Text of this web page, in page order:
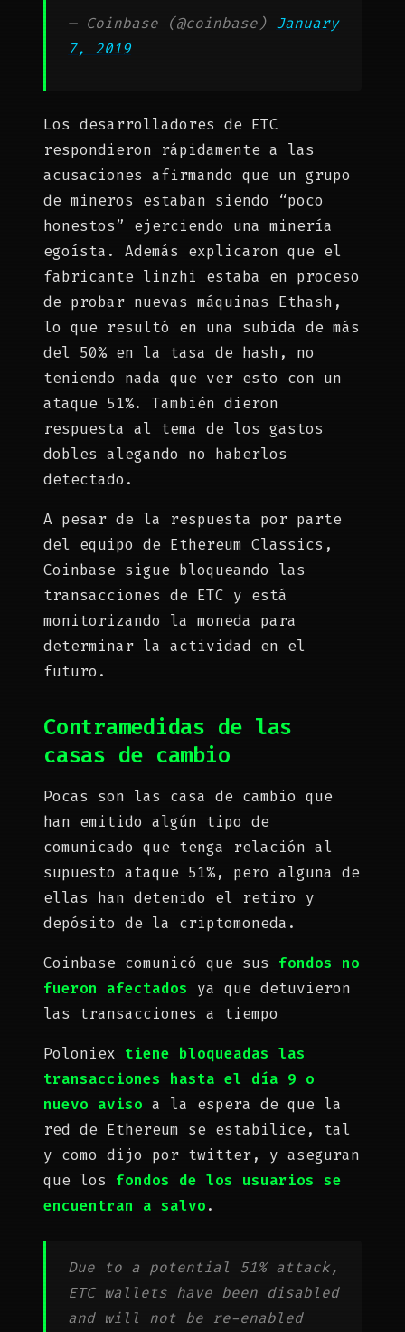
— Coinbase (@coinbase) January
7, 2019
Los desarrolladores de ETC
respondieron rápidamente a las
acusaciones afirmando que un grupo
de mineros estaban siendo “poco
honestos” ejerciendo una minería
egoísta. Además explicaron que el
fabricante linzhi estaba en proceso
de probar nuevas máquinas Ethash,
lo que resultó en una subida de más
del 50% en la tasa de hash, no
teniendo nada que ver esto con un
ataque 51%. También dieron
respuesta al tema de los gastos
dobles alegando no haberlos
detectado.
A pesar de la respuesta por parte
del equipo de Ethereum Classics,
Coinbase sigue bloqueando las
transacciones de ETC y está
monitorizando la moneda para
determinar la actividad en el
futuro.
Contramedidas de las
casas de cambio
Pocas son las casa de cambio que
han emitido algún tipo de
comunicado que tenga relación al
supuesto ataque 51%, pero alguna de
ellas han detenido el retiro y
depósito de la criptomoneda.
Coinbase comunicó que sus
fondos no
fueron afectados
ya que detuvieron
las transacciones a tiempo
Poloniex tiene bloqueadas las
transacciones hasta el día 9 o
nuevo aviso a la espera de que la
red de Ethereum se estabilice, tal
y como dijo por twitter, y aseguran
que los
fondos de los usuarios se
encuentran a salvo.
Due to a potential 51% attack,
ETC wallets have been disabled
and will not be re-enabled